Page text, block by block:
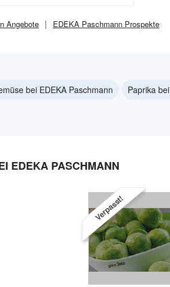
Angebote EDEKA Paschmann Prospekte
bei EDEKA Paschmann Paprika
EDEKA PASCHMANN
Verpasst!